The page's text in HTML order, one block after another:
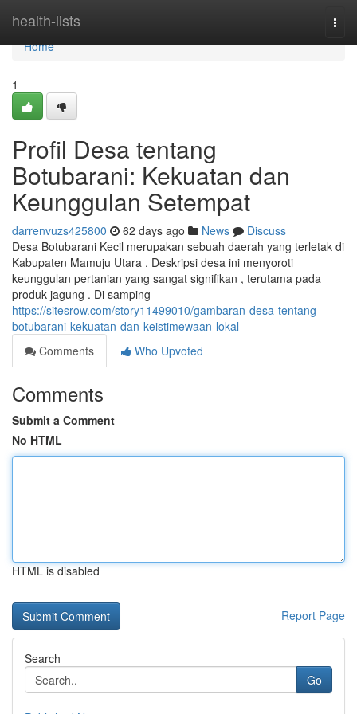
health-lists
Home
Home
1
Profil Desa tentang
Botubarani: Kekuatan dan
Keunggulan Setempat
darrenvuzs425800 62 days ago News
Discuss
Desa Botubarani Kecil merupakan sebuah daerah yang terletak di
Kabupaten Mamuju Utara . Deskripsi desa ini menyoroti
keunggulan pertanian yang sangat signifikan , terutama pada
produk jagung . Di samping
https://sitesrow.com/story11499010/gambaran-desa-tentang-
botubarani-kekuatan-dan-keistimewaan-lokal
Comments
Who Upvoted
Comments
Submit a Comment
No HTML
HTML is disabled
Report Page
Search
Go